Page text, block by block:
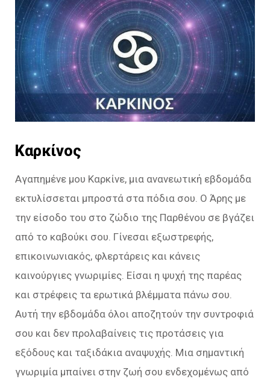
Καρκίνος
Αγαπημένε μου Καρκίνε, μια ανανεωτική εβδομάδα
εκτυλίσσεται μπροστά στα πόδια σου. Ο Άρης με
την είσοδο του στο ζώδιο της Παρθένου σε βγάζει
από το καβούκι σου. Γίνεσαι εξωστρεφής,
επικοινωνιακός, φλερτάρεις και κάνεις
καινούργιες γνωριμίες. Είσαι η ψυχή της παρέας
και στρέφεις τα ερωτικά βλέμματα πάνω σου.
Αυτή την εβδομάδα όλοι αποζητούν την συντροφιά
σου και δεν προλαβαίνεις τις προτάσεις για
εξόδους και ταξιδάκια αναψυχής. Μια σημαντική
γνωριμία μπαίνει στην ζωή σου ενδεχομένως από